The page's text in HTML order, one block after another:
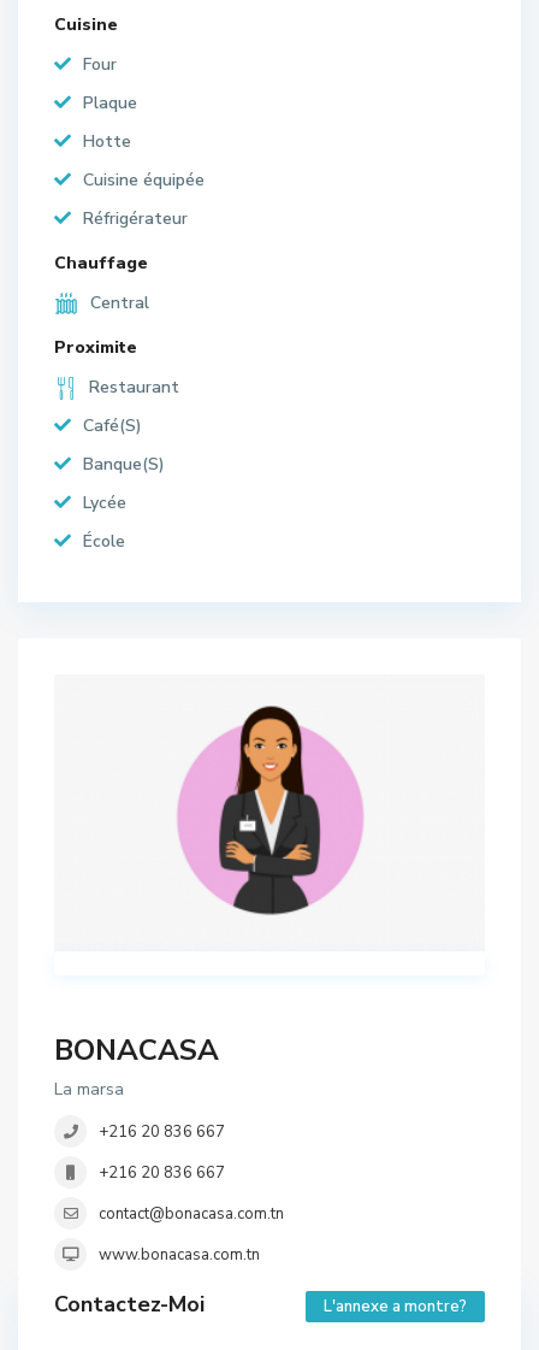
Cuisine
Four
Plaque
Hotte
Cuisine équipée
Réfrigérateur
Chauffage
Central
Proximite
Restaurant
Café(S)
Banque(S)
Lycée
École
BONACASA
La marsa
+216 20 836 667
+216 20 836 667
contact@bonacasa.com.tn
www.bonacasa.com.tn
Contactez-Moi L'annexe a montre?